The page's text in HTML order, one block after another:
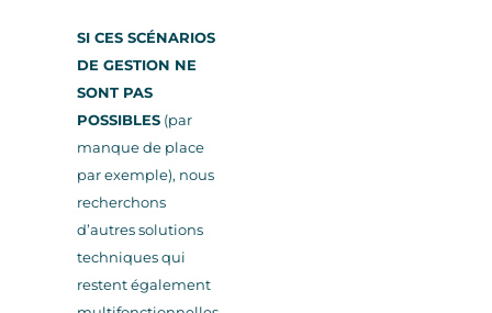
SI CES SCÉNARIOS
DE GESTION NE
SONT PAS
POSSIBLES (par
manque de place
par exemple), nous
recherchons
d’autres solutions
techniques qui
restent également